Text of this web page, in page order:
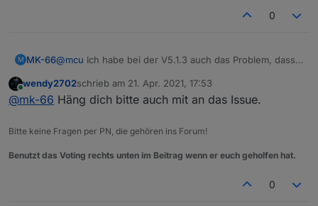
0
M MK-66@mcu Ich habe bei der V5.1.3 auch das Problem, dass
also kein Einzefall zu sein.
Online
wendy2702schrieb am 21. Apr. 2021, 17:53
zuletzt editiert von
@mk-66 Häng dich bitte auch mit an das Issue.
Bitte keine Fragen per PN, die gehören ins Forum!
Benutzt das Voting rechts unten im Beitrag wenn er euch geholfen hat.
0